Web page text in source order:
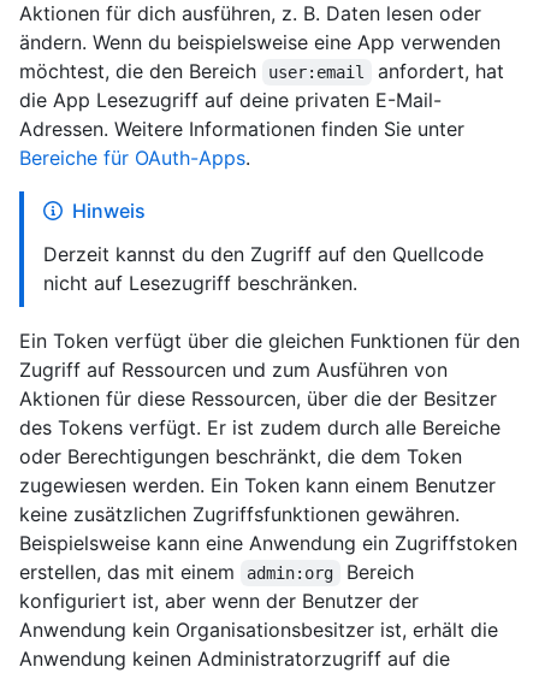
Aktionen für dich ausführen, z. B. Daten lesen oder
ändern. Wenn du beispielsweise eine App verwenden
möchtest, die den Bereich
user:email
anfordert, hat
die App Lesezugriff auf deine privaten E-Mail-
Adressen. Weitere Informationen finden Sie unter
Bereiche für OAuth-Apps.
Hinweis
Derzeit kannst du den Zugriff auf den Quellcode
nicht auf Lesezugriff beschränken.
Ein Token verfügt über die gleichen Funktionen für den
Zugriff auf Ressourcen und zum Ausführen von
Aktionen für diese Ressourcen, über die der Besitzer
des Tokens verfügt. Er ist zudem durch alle Bereiche
oder Berechtigungen beschränkt, die dem Token
zugewiesen werden. Ein Token kann einem Benutzer
keine zusätzlichen Zugriffsfunktionen gewähren.
Beispielsweise kann eine Anwendung ein Zugriffstoken
erstellen, das mit einem
admin:org
Bereich
konfiguriert ist, aber wenn der Benutzer der
Anwendung kein Organisationsbesitzer ist, erhält die
Anwendung keinen Administratorzugriff auf die